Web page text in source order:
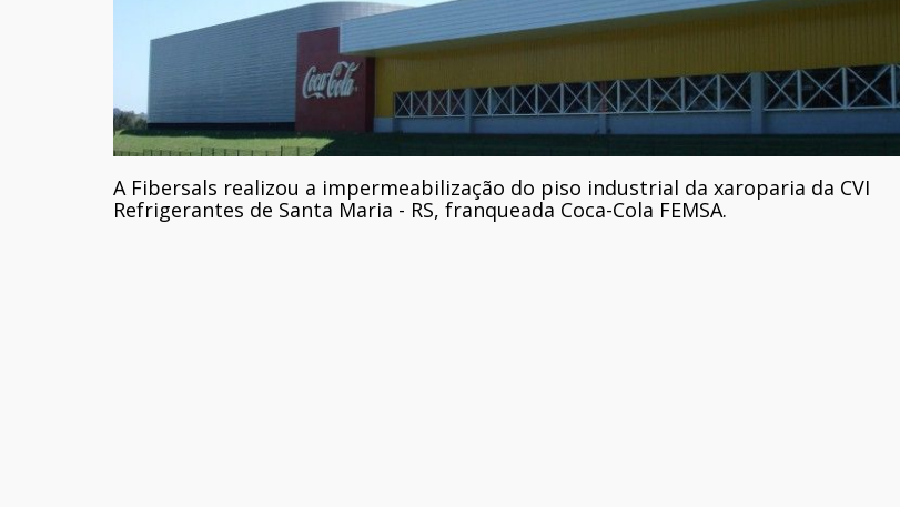
A Fibersals realizou a impermeabilização do piso industrial da xaroparia da CVI
Refrigerantes de Santa Maria - RS, franqueada Coca-Cola FEMSA.